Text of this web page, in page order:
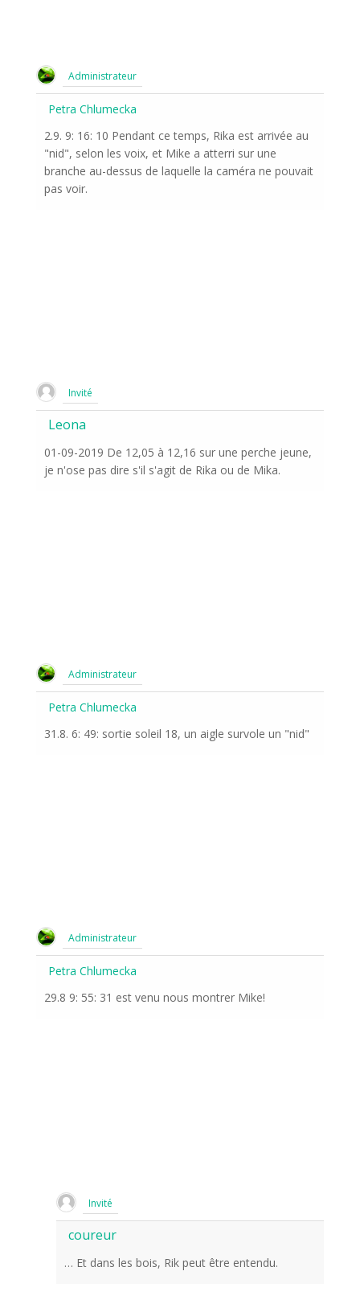
Administrateur
Petra Chlumecka
2.9. 9: 16: 10 Pendant ce temps, Rika est arrivée au
"nid", selon les voix, et Mike a atterri sur une
branche au-dessus de laquelle la caméra ne pouvait
pas voir.
Invité
Leona
01-09-2019 De 12,05 à 12,16 sur une perche jeune,
je n'ose pas dire s'il s'agit de Rika ou de Mika.
Administrateur
Petra Chlumecka
31.8. 6: 49: sortie soleil 18, un aigle survole un "nid"
Administrateur
Petra Chlumecka
29.8 9: 55: 31 est venu nous montrer Mike!
Invité
coureur
… Et dans les bois, Rik peut être entendu.